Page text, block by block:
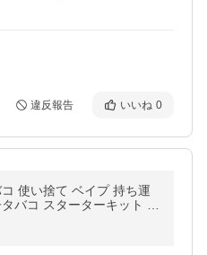
違反報告 いいね 0
使い捨て ベイプ 持ち運
バコ スターターキット 本
VAPE 禁煙グッズ 電子シ
コチン0